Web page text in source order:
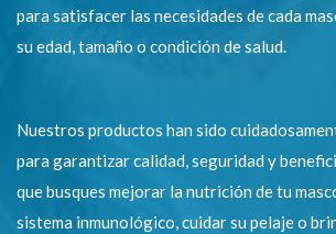
para satisfacer las necesidades de cada
su edad, tamaño o condición de salud.
Nuestros productos han sido
para garantizar calidad, seguridad y
que busques mejorar la nutrición de tu
sistema inmunológico, cuidar su pelaje o